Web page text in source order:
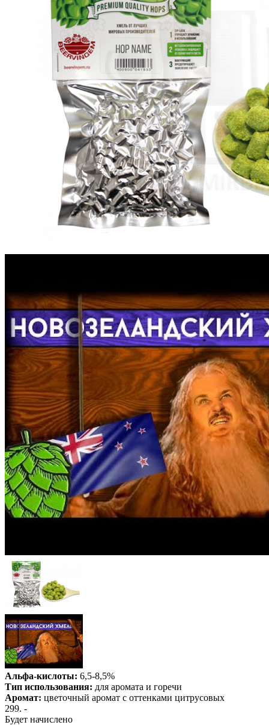
Альфа-кислоты: 6,5-8,5%
Тип использования: для аромата и горечи
Аромат: цветочный аромат с оттенками цитрусовых
299. -
Будет начислено